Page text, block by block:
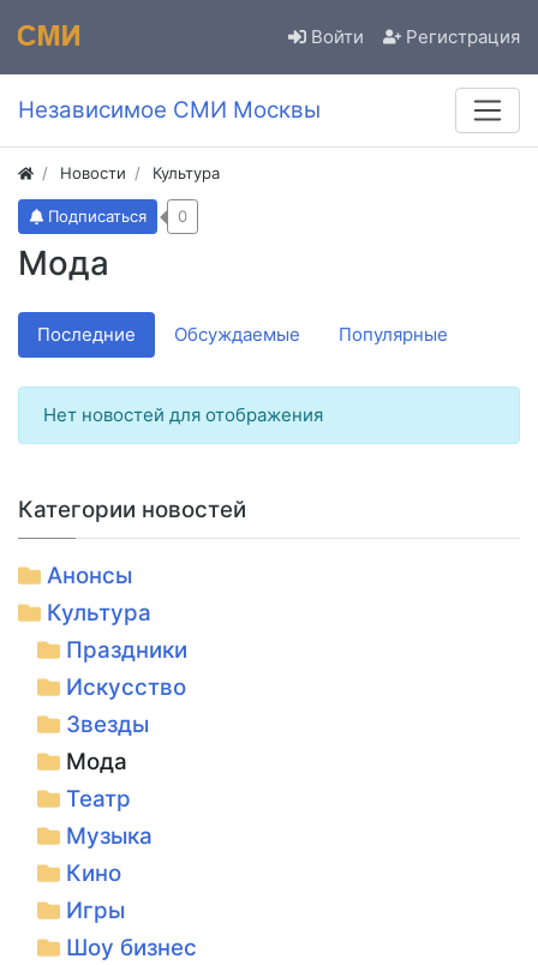
Войти Регистрация
Независимое СМИ Москвы
Новости Культура
Мода
Подписаться 0
Последние Обсуждаемые Популярные
Нет новостей для отображения
Категории новостей
Анонсы
Культура
Праздники
Искусство
Звезды
Мода
Театр
Музыка
Кино
Игры
Шоу бизнес